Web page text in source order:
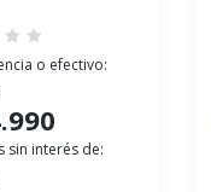
o efectivo:
sin interés de: